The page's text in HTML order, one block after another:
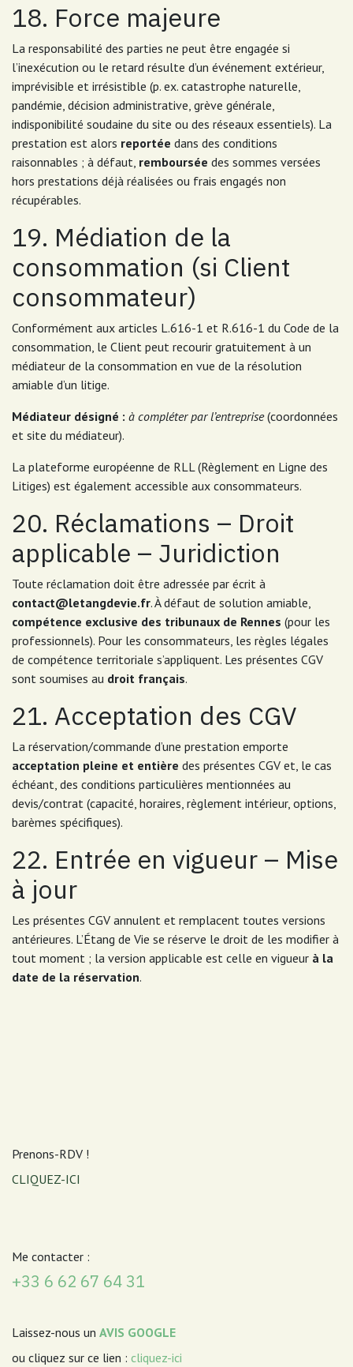
18. Force majeure
La responsabilité des parties ne peut être engagée si
l’inexécution ou le retard résulte d’un événement extérieur,
imprévisible et irrésistible (p. ex. catastrophe naturelle,
pandémie, décision administrative, grève générale,
indisponibilité soudaine du site ou des réseaux essentiels). La
prestation est alors reportée dans des conditions
raisonnables ; à défaut, remboursée des sommes versées
hors prestations déjà réalisées ou frais engagés non
récupérables.
19. Médiation de la
consommation (si Client
consommateur)
Conformément aux articles L.616-1 et R.616-1 du Code de la
consommation, le Client peut recourir gratuitement à un
médiateur de la consommation en vue de la résolution
amiable d’un litige.
Médiateur désigné : à compléter par l’entreprise(coordonnées
et site du médiateur).
La plateforme européenne de RLL (Règlement en Ligne des
Litiges) est également accessible aux consommateurs.
20. Réclamations – Droit
applicable – Juridiction
Toute réclamation doit être adressée par écrit à
contact@letangdevie.fr. À défaut de solution amiable,
compétence exclusive des tribunaux de Rennes (pour les
professionnels). Pour les consommateurs, les règles légales
de compétence territoriale s’appliquent. Les présentes CGV
sont soumises au droit français.
21. Acceptation des CGV
La réservation/commande d’une prestation emporte
acceptation pleine et entière des présentes CGV et, le cas
échéant, des conditions particulières mentionnées au
devis/contrat (capacité, horaires, règlement intérieur, options,
barèmes spécifiques).
22. Entrée en vigueur – Mise
à jour
Les présentes CGV annulent et remplacent toutes versions
antérieures. L’Étang de Vie se réserve le droit de les modifier à
tout moment ; la version applicable est celle en vigueur à la
date de la réservation.
Prenons-RDV !
CLIQUEZ-ICI
Me contacter :
+33 6 62 67 64 31
Laissez-nous un AVIS GOOGLE
ou cliquez sur ce lien : cliquez-ici